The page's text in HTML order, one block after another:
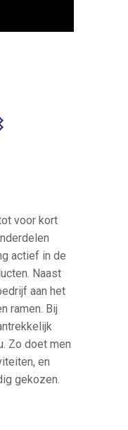
voor kort
actief in de
Naast
aan het
ramen. Bij
Zo doet men
en
gekozen.